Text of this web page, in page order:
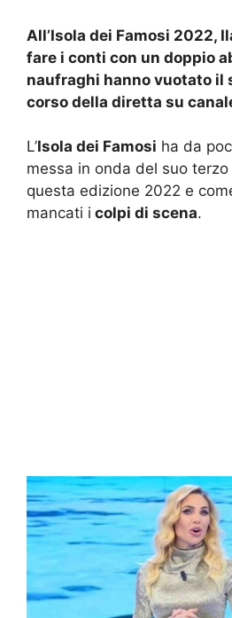
All’Isola dei Famosi 2022,
fare i conti con un doppio
naufraghi hanno vuotato il
corso della diretta su
L’Isola dei Famosi ha da
messa in onda del suo
questa edizione 2022 e
mancati i colpi di scena.